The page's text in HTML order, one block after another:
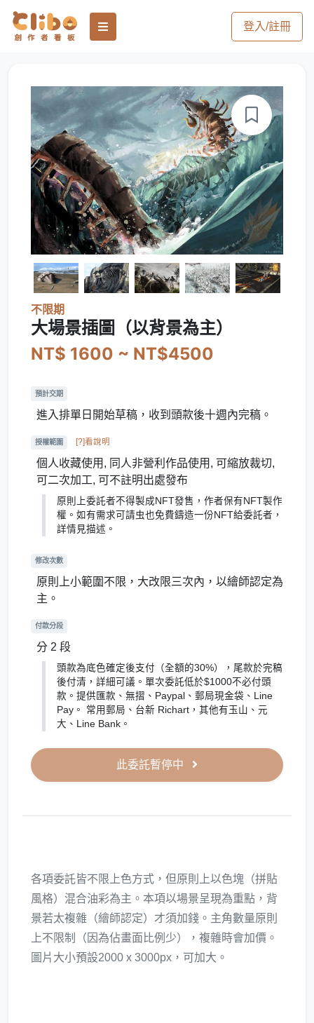
登入/註冊
不限期
大場景插圖（以背景為主）
NT$ 1600 ~ NT$4500
預計交期
進入排單日開始草稿，收到頭款後十週內完稿。
授權範圍 [?]看說明
個人收藏使用, 同人非營利作品使用, 可縮放裁切,
可二次加工, 可不註明出處發布
原則上委託者不得製成NFT發售，作者保有NFT製作
權。如有需求可請虫也免費鑄造一份NFT給委託者，
詳情見描述。
修改次數
原則上小範圍不限，大改限三次內，以繪師認定為
主。
付款分段
分 2 段
頭款為底色確定後支付（全額的30%），尾款於完稿
後付清，詳細可議。單次委託低於$1000不必付頭
款。提供匯款、無摺、Paypal、郵局現金袋、Line
Pay。 常用郵局、台新 Richart，其他有玉山、元
大、Line Bank。
此委託暫停中
各項委託皆不限上色方式，但原則上以色塊（拼貼
風格）混合油彩為主。本項以場景呈現為重點，背
景若太複雜（繪師認定）才須加錢。主角數量原則
上不限制（因為佔畫面比例少），複雜時會加價。
圖片大小預設2000 x 3000px，可加大。